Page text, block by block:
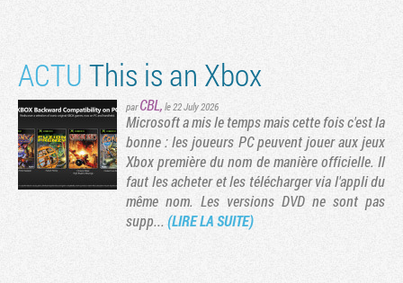
ACTU This is an Xbox
parCBL, le 22 July 2026
Microsoft a mis le temps mais cette fois c'est la
bonne : les joueurs PC peuvent jouer aux jeux
Xbox première du nom de manière officielle. Il
faut les acheter et les télécharger via l'appli du
même nom. Les versions DVD ne sont pas
supp...(LIRE LA SUITE)